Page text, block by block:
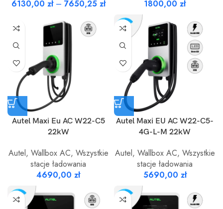
6130,00 zł– 7650,25 zł
1800,00 zł
Autel Maxi Eu AC W22-C5
22kW
Autel, Wallbox AC, Wszystkie
stacje ładowania
4690,00 zł
Autel Maxi EU AC W22-C5-
4G-L-M 22kW
Autel, Wallbox AC, Wszystkie
stacje ładowania
5690,00 zł